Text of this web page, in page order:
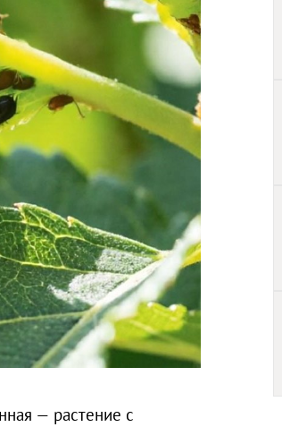
— растение с